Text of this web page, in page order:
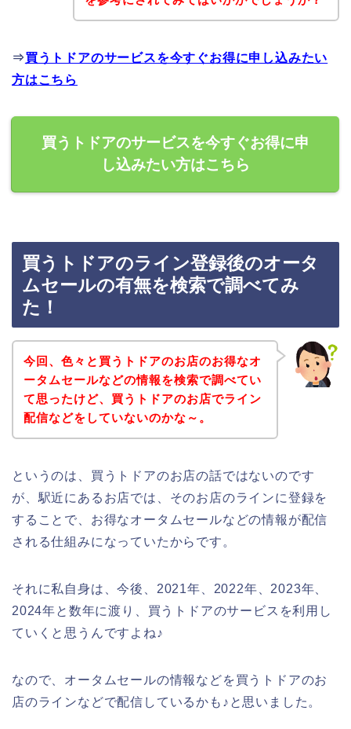
⇒買うトドアのサービスを今すぐお得に申し込みたい
方はこちら
買うトドアのサービスを今すぐお得に申
し込みたい方はこちら
買うトドアのライン登録後のオータ
ムセールの有無を検索で調べてみ
た！
今回、色々と買うトドアのお店のお得なオ
ータムセールなどの情報を検索で調べてい
て思ったけど、買うトドアのお店でライン
配信などをしていないのかな～。
というのは、買うトドアのお店の話ではないのです
が、駅近にあるお店では、そのお店のラインに登録を
することで、お得なオータムセールなどの情報が配信
される仕組みになっていたからです。
それに私自身は、今後、2021年、2022年、2023年、
2024年と数年に渡り、買うトドアのサービスを利用し
ていくと思うんですよね♪
なので、オータムセールの情報などを買うトドアのお
店のラインなどで配信しているかも♪と思いました。